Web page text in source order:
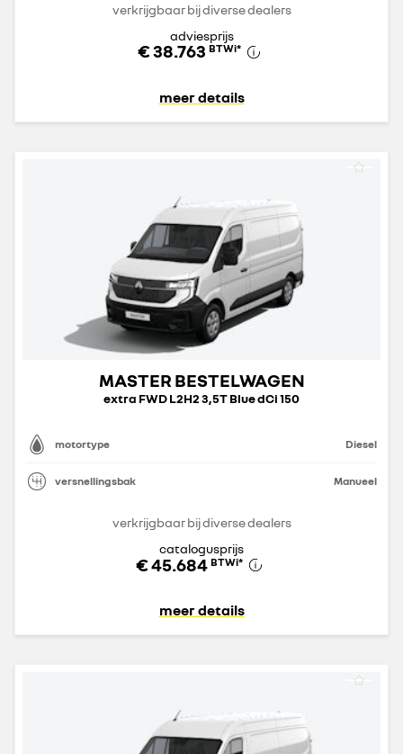
verkrijgbaar bij diverse dealers
adviesprijs
€ 38.763 BTWi*
meer details
MASTER BESTELWAGEN
extra FWD L2H2 3,5T Blue dCi 150
motortype Diesel
versnellingsbak Manueel
verkrijgbaar bij diverse dealers
catalogusprijs
€ 45.684 BTWi*
meer details